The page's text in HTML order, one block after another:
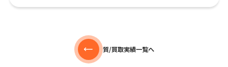
質/買取実績一覧へ